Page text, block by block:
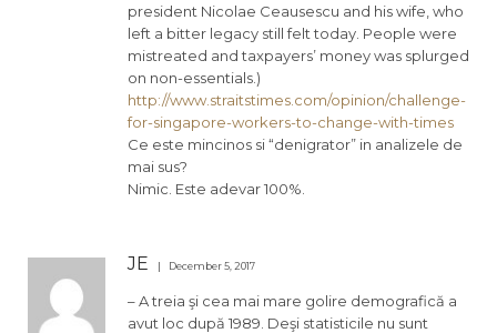
president Nicolae Ceausescu and his wife, who
left a bitter legacy still felt today. People were
mistreated and taxpayers’ money was splurged
on non-essentials.)
http://www.straitstimes.com/opinion/challenge-
for-singapore-workers-to-change-with-times
Ce este mincinos si “denigrator” in analizele de
mai sus?
Nimic. Este adevar 100%.
JE December 5, 2017
– A treia şi cea mai mare golire demografică a
avut loc după 1989. Deşi statisticile nu sunt